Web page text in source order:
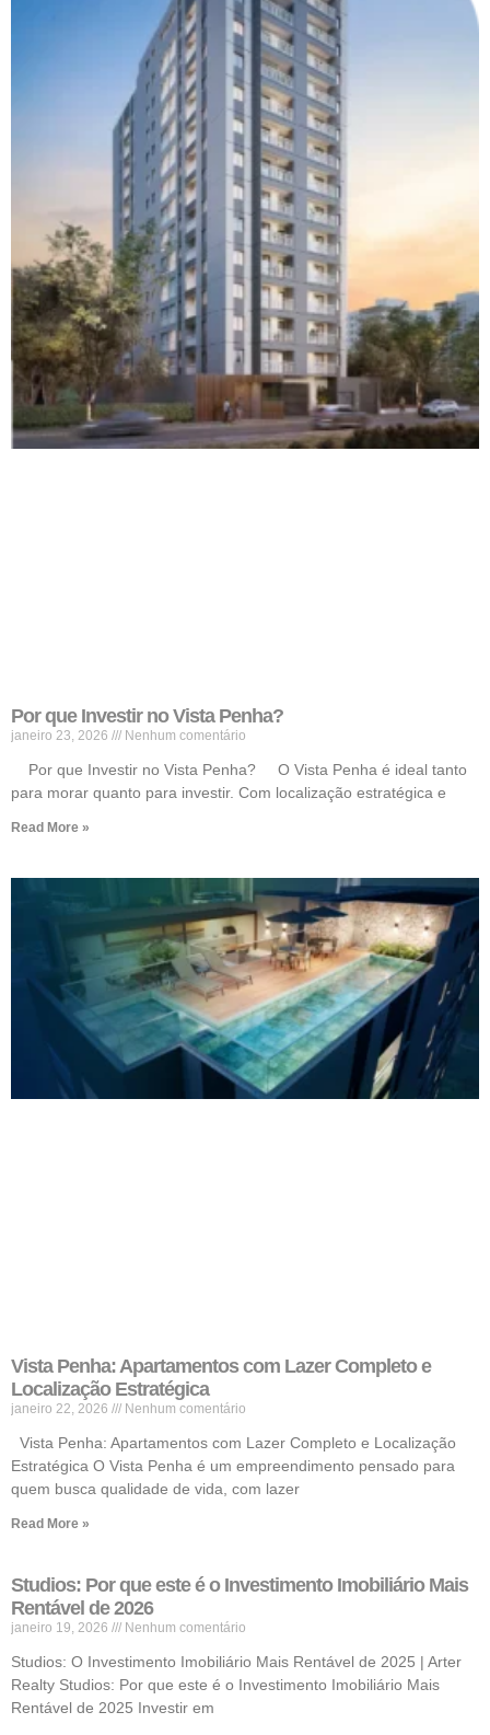
Por que Investir no Vista Penha?
janeiro 23, 2026 Nenhum comentário
Por que Investir no Vista Penha? O Vista Penha é ideal tanto
para morar quanto para investir. Com localização estratégica e
Read More »
Vista Penha: Apartamentos com Lazer Completo e
Localização Estratégica
janeiro 22, 2026 Nenhum comentário
Vista Penha: Apartamentos com Lazer Completo e Localização
Estratégica O Vista Penha é um empreendimento pensado para
quem busca qualidade de vida, com lazer
Read More »
Studios: Por que este é o Investimento Imobiliário Mais
Rentável de 2026
janeiro 19, 2026 Nenhum comentário
Studios: O Investimento Imobiliário Mais Rentável de 2025 | Arter
Realty Studios: Por que este é o Investimento Imobiliário Mais
Rentável de 2025 Investir em